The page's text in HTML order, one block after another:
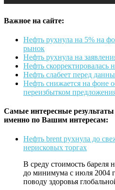
Важное на сайте:
Нефть рухнула на 5% на
рынок
Нефть рухнула на
Нефть скорректировалась
Нефть слабеет перед
Нефть снижается на фоне
переизбытком
Самые интересные
именно по Вашим интересам:
Нефть brent рухнула до
нерисковых торгах
В среду стоимость бареля
до минимума с июля 2004
поводу здоровья